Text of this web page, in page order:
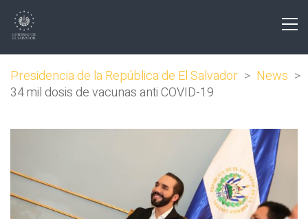
Presidencia de la República de El Salvador > News >
34 mil dosis de vacunas anti COVID-19